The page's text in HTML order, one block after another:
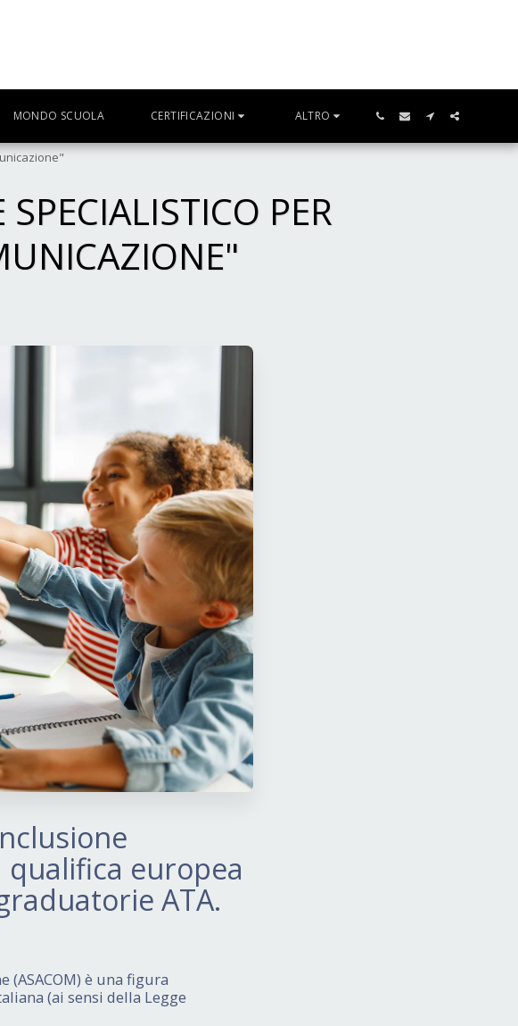
MONDO SCUOLA CERTIFICAZIONI ALTRO
PER
qualifica europea
ATA.
(ASACOM) è una figura
(ai sensi della Legge